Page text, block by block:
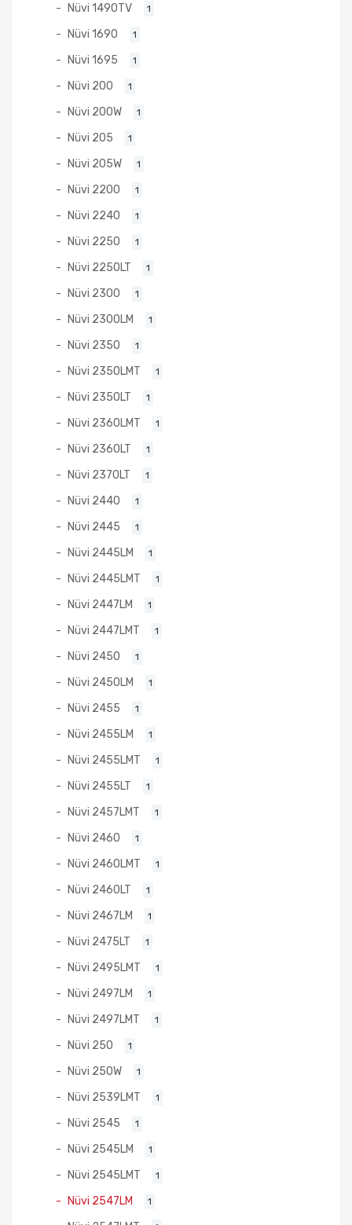
Nüvi 1490TV 1
Nüvi 1690 1
Nüvi 1695 1
Nüvi 200 1
Nüvi 200W 1
Nüvi 205 1
Nüvi 205W 1
Nüvi 2200 1
Nüvi 2240 1
Nüvi 2250 1
Nüvi 2250LT 1
Nüvi 2300 1
Nüvi 2300LM 1
Nüvi 2350 1
Nüvi 2350LMT 1
Nüvi 2350LT 1
Nüvi 2360LMT 1
Nüvi 2360LT 1
Nüvi 2370LT 1
Nüvi 2440 1
Nüvi 2445 1
Nüvi 2445LM 1
Nüvi 2445LMT 1
Nüvi 2447LM 1
Nüvi 2447LMT 1
Nüvi 2450 1
Nüvi 2450LM 1
Nüvi 2455 1
Nüvi 2455LM 1
Nüvi 2455LMT 1
Nüvi 2455LT 1
Nüvi 2457LMT 1
Nüvi 2460 1
Nüvi 2460LMT 1
Nüvi 2460LT 1
Nüvi 2467LM 1
Nüvi 2475LT 1
Nüvi 2495LMT 1
Nüvi 2497LM 1
Nüvi 2497LMT 1
Nüvi 250 1
Nüvi 250W 1
Nüvi 2539LMT 1
Nüvi 2545 1
Nüvi 2545LM 1
Nüvi 2545LMT 1
Nüvi 2547LM 1